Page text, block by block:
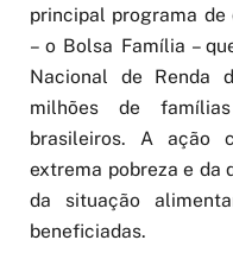
principal programa
– o Bolsa Família –
Nacional de Renda
milhões de
brasileiros. A ação
extrema pobreza e da
da situação
beneficiadas.